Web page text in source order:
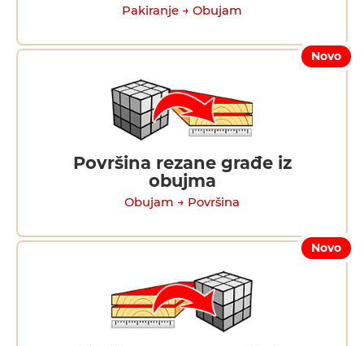
Pakiranje → Obujam
Novo
Površina rezane građe iz
obujma
Obujam → Površina
Novo